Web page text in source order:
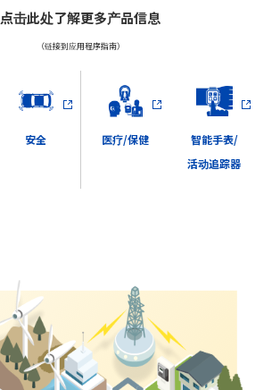
点击此处了解更多产品信息
（链接到应用程序指南）
安全 医疗/保健
智能手表/
活动追踪器